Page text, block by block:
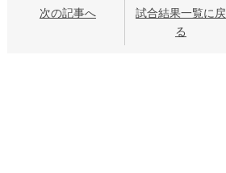
次の記事へ
試合結果一覧に戻
る